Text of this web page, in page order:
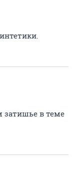
затишье в теме